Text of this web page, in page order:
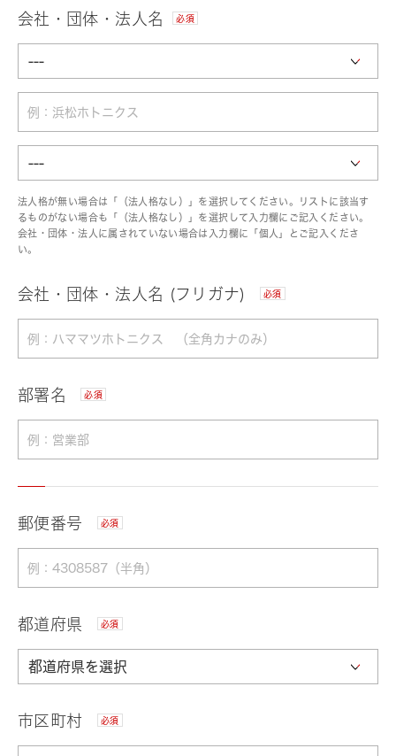
会社・団体・法人名 必須
法人格が無い場合は「（法人格なし）」を選択してください。リストに該当す
るものがない場合も「（法人格なし）」を選択して入力欄にご記入ください。
会社・団体・法人に属されていない場合は入力欄に「個人」とご記入くださ
い。
会社・団体・法人名 (フリガナ) 必須
部署名 必須
郵便番号 必須
都道府県 必須
市区町村 必須